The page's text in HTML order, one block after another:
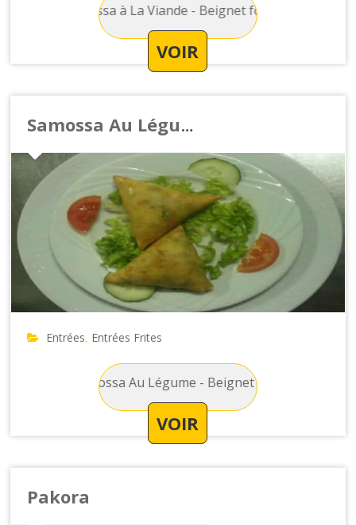
: Samossa à La Viande - Beignet fourré à la viande
VOIR
Samossa Au Légume
Entrées Entrées Frites
: Samossa Au Légume - Beignet fourré de pomme de
VOIR
Pakora